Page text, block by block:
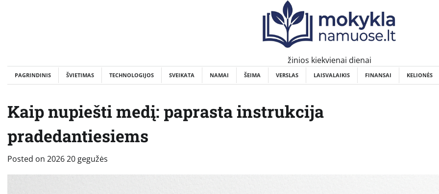
žinios kiekvienai dienai
PAGRINDINIS ŠVIETIMAS TECHNOLOGIJOS SVEIKATA NAMAI ŠEIMA VERSLAS LAISVALAIKIS FINANSAI KELIONĖS
Kaip nupiešti medį: paprasta instrukcija
pradedantiesiems
Posted on 2026 20 gegužės